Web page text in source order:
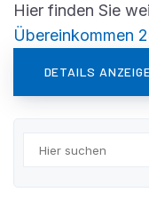
Hier finden Sie
Übereinkommen
DETAILS